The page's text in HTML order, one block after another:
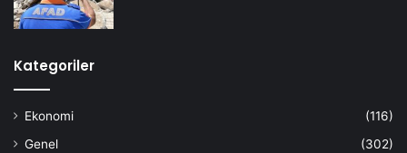
Kategoriler
Ekonomi
(116)
Genel
(302)